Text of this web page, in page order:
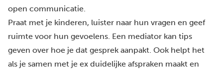
open communicatie.
Praat met je kinderen, luister naar hun vragen en geef
ruimte voor hun gevoelens. Een mediator kan tips
geven over hoe je dat gesprek aanpakt. Ook helpt het
als je samen met je ex duidelijke afspraken maakt en